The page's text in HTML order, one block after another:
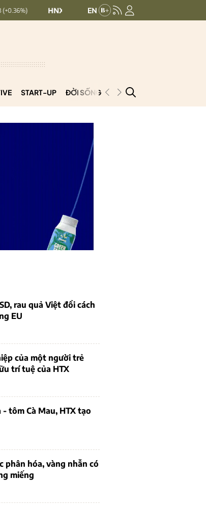
HNXINDEX: 293.44 + 0.25 (+0.09%)
START-UP ĐỜI SỐNG PODCAST
rau quả Việt đổi cách
EU
của một người trẻ
trí tuệ của HTX
tôm Cà Mau, HTX tạo
phân hóa, vàng nhẫn có
miếng